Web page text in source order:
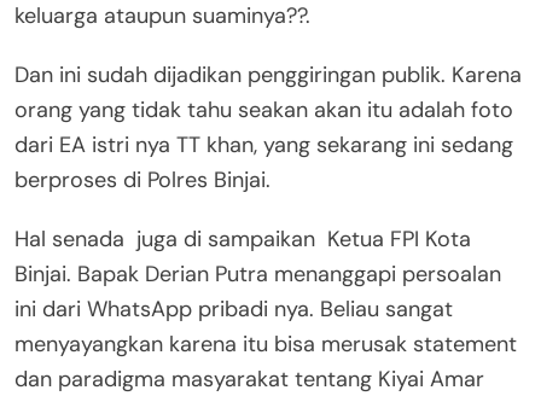
keluarga ataupun suaminya??.
Dan ini sudah dijadikan penggiringan publik. Karena
orang yang tidak tahu seakan akan itu adalah foto
dari EA istri nya TT khan, yang sekarang ini sedang
berproses di Polres Binjai.
Hal senada juga di sampaikan Ketua FPI Kota
Binjai. Bapak Derian Putra menanggapi persoalan
ini dari WhatsApp pribadi nya. Beliau sangat
menyayangkan karena itu bisa merusak statement
dan paradigma masyarakat tentang Kiyai Amar